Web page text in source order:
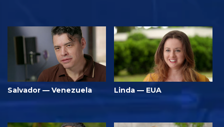
Salvador — Venezuela Linda — EUA